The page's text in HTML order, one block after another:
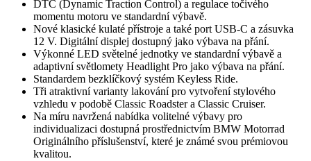
DTC (Dynamic Traction Control) a regulace točivého
momentu motoru ve standardní výbavě.
Nové klasické kulaté přístroje a také port USB-C a zásuvka
12 V. Digitální displej dostupný jako výbava na přání.
Výkonné LED světelné jednotky ve standardní výbavě a
adaptivní světlomety Headlight Pro jako výbava na přání.
Standardem bezklíčkový systém Keyless Ride.
Tři atraktivní varianty lakování pro vytvoření stylového
vzhledu v podobě Classic Roadster a Classic Cruiser.
Na míru navržená nabídka volitelné výbavy pro
individualizaci dostupná prostřednictvím BMW Motorrad
Originálního příslušenství, které je známé svou prémiovou
kvalitou.